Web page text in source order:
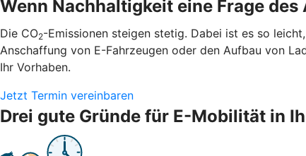
Wenn Nachhaltigkeit eine Frage
Die CO2-Emissionen steigen stetig. Dabei ist es so
Anschaffung von E-Fahrzeugen oder den Aufbau von
Ihr Vorhaben.
Jetzt Termin vereinbaren
Drei gute Gründe für E-Mobilität in